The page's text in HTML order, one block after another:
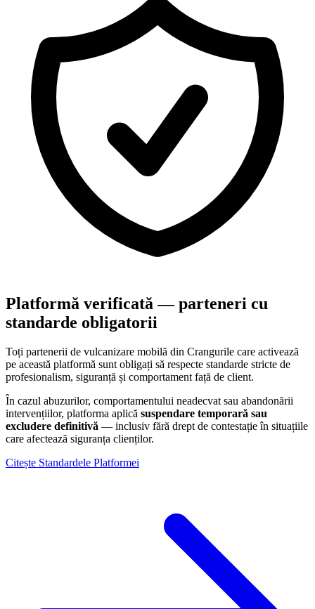
Platformă verificată — parteneri cu
standarde obligatorii
Toți partenerii de vulcanizare mobilă din Crangurile care activează
pe această platformă sunt obligați să respecte standarde stricte de
profesionalism, siguranță și comportament față de client.
În cazul abuzurilor, comportamentului neadecvat sau abandonării
intervențiilor, platforma aplică suspendare temporară sau
excludere definitivă — inclusiv fără drept de contestație în situațiile
care afectează siguranța clienților.
Citește Standardele Platformei